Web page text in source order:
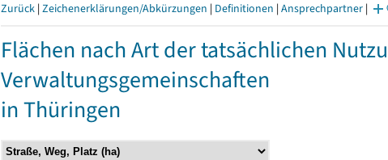
Zurück | Zeichenerklärungen/Abkürzungen | Definitionen | Ansprechpartner |
Flächen nach Art der tatsächlichen
Verwaltungsgemeinschaften
in Thüringen